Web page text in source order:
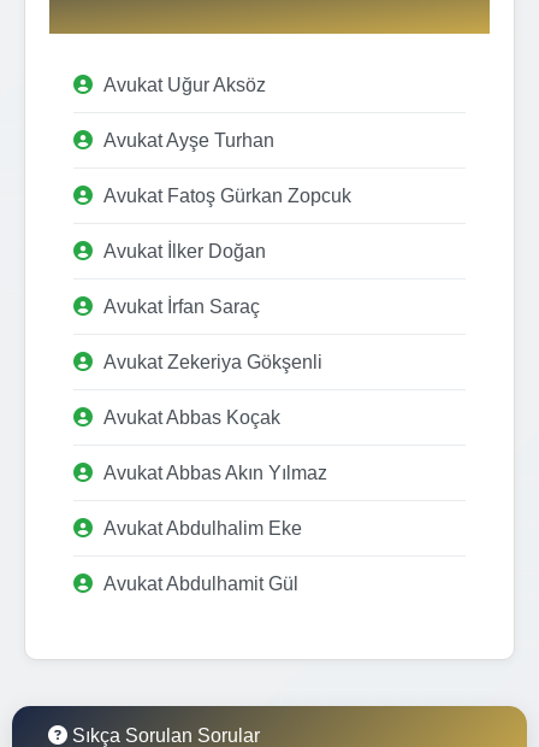
Avukat Uğur Aksöz
Avukat Ayşe Turhan
Avukat Fatoş Gürkan Zopcuk
Avukat İlker Doğan
Avukat İrfan Saraç
Avukat Zekeriya Gökşenli
Avukat Abbas Koçak
Avukat Abbas Akın Yılmaz
Avukat Abdulhalim Eke
Avukat Abdulhamit Gül
Sıkça Sorulan Sorular